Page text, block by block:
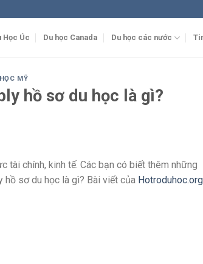
Học Úc Du học Canada Du học các nước
MỸ
hồ sơ du học là gì?
chính, kinh tế. Các bạn có biết thêm những
hồ sơ du học là gì? Bài viết của Hotroduhoc.org